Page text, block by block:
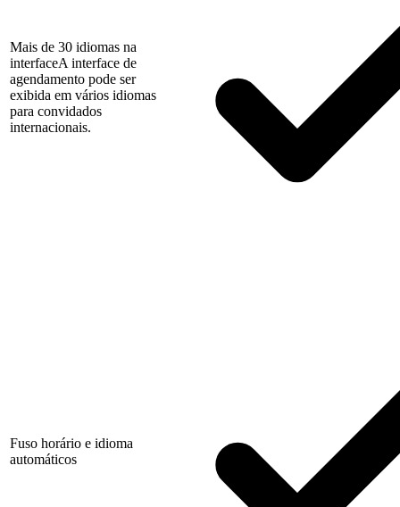
Mais de 30 idiomas na
interfaceA interface de
agendamento pode ser
exibida em vários idiomas
para convidados
internacionais.
Fuso horário e idioma
automáticos